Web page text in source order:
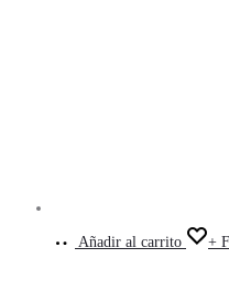
Añadir al carrito +